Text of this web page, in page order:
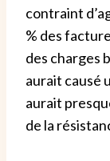
contraint
% des
des charges
aurait causé
aurait
de la